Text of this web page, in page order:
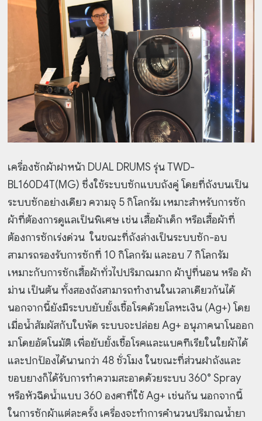
เครื่องซักผ้าฝาหน้า DUAL DRUMS รุ่น TWD-
BL160D4T(MG) ซึ่งใช้ระบบซักแบบถังคู่ โดยที่ถังบนเป็น
ระบบซักอย่างเดียว ความจุ 5 กิโลกรัม เหมาะสำหรับการซัก
ผ้าที่ต้องการดูแลเป็นพิเศษ เช่น เสื้อผ้าเด็ก หรือเสื้อผ้าที่
ต้องการซักเร่งด่วน ในขณะที่ถังล่างเป็นระบบซัก-อบ
สามารถรองรับการซักที่ 10 กิโลกรัม และอบ 7 กิโลกรัม
เหมาะกับการซักเสื้อผ้าทั่วไปปริมาณมาก ผ้าปูที่นอน หรือ ผ้า
ม่าน เป็นต้น ทั้งสองถังสามารถทำงานในเวลาเดียวกันได้
นอกจากนี้ยังมีระบบยับยั้งเชื้อโรคด้วยโลหะเงิน (Ag+) โดย
เมื่อน้ำสัมผัสกับใบพัด ระบบจะปล่อย Ag+ อนุภาคนาโนออก
มาโดยอัตโนมัติ เพื่อยับยั้งเชื้อโรคและแบคทีเรียในใยผ้าได้
และปกป้องได้นานกว่า 48 ชั่วโมง ในขณะที่ส่วนฝาถังและ
ขอบยางก็ได้รับการทำความสะอาดด้วยระบบ 360° Spray
หรือหัวฉีดน้ำแบบ 360 องศาที่ใช้ Ag+ เช่นกัน นอกจากนี้
ในการซักผ้าแต่ละครั้ง เครื่องจะทำการคำนวนปริมาณน้ำยา